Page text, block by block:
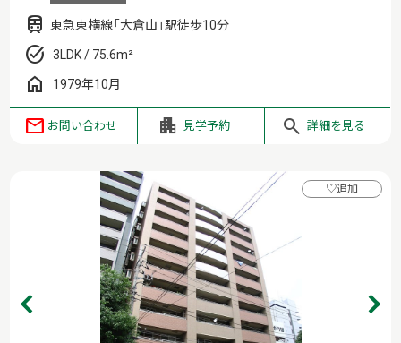
東急東横線「大倉山」駅徒歩10分
3LDK / 75.6m²
1979年10月
お問い合わせ 見学予約 詳細を見る
♡追加